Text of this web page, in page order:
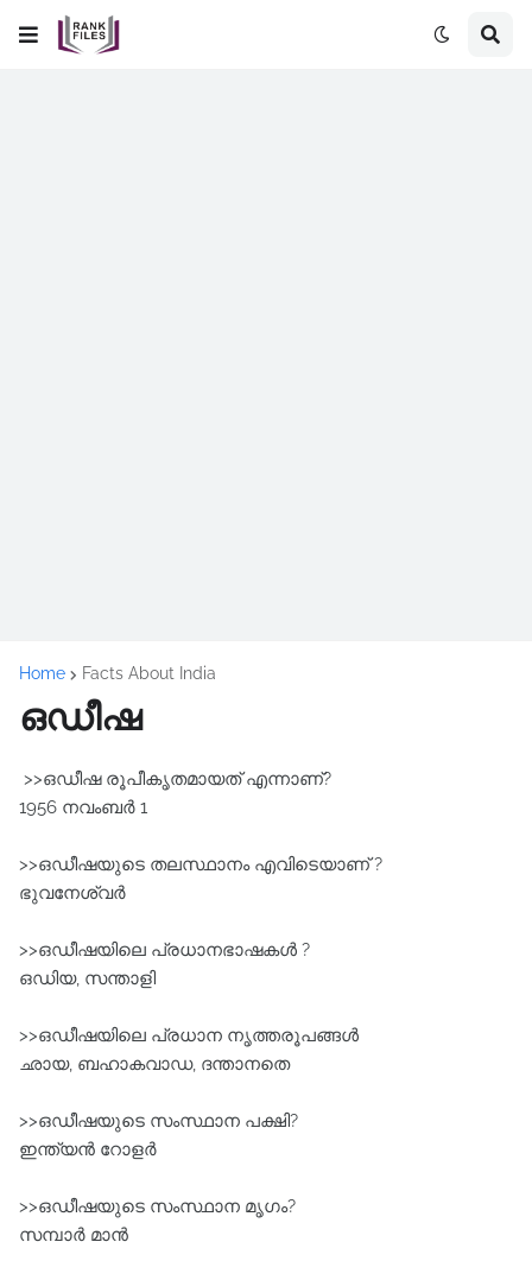
Home Facts About India
ഒഡീഷ
>>ഒഡീഷ രൂപീകൃതമായത്‌ എന്നാണ്?
1956 നവംബർ 1
>>ഒഡീഷയുടെ തലസ്ഥാനം എവിടെയാണ് ?
ഭുവനേശ്വർ
>>ഒഡീഷയിലെ പ്രധാനഭാഷകൾ ?
ഒഡിയ, സന്താളി
>>ഒഡീഷയിലെ പ്രധാന നൃത്തരൂപങ്ങൾ
ഛായ, ബഹാകവാഡ, ദന്താനതെ
>>ഒഡീഷയുടെ സംസ്ഥാന പക്ഷി?
ഇന്ത്യൻ റോളർ
>>ഒഡീഷയുടെ സംസ്ഥാന മൃഗം?
സമ്പാർ മാൻ